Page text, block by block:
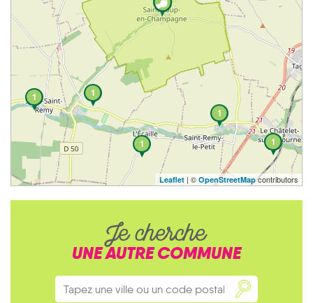
1
1
1
1
1
Leaflet | © OpenStreetMapcontributors
Je cherche
UNE AUTRE COMMUNE